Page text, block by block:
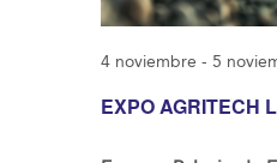
EXPO AGRITECH
4 noviembre - 5